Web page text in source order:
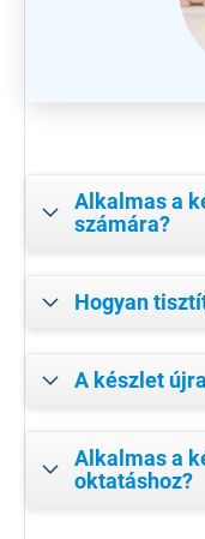
Alkalmas a
számára?
Hogyan
A készlet
Alkalmas a
oktatáshoz?